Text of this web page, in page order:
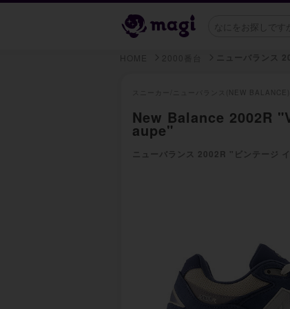
ニューバランス(NEW BALANCE)/
New Balance 2002R
aupe"
ニューバランス 2002R "ビンテージ